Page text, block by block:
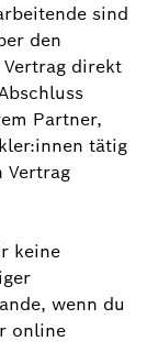
sind
den
direkt
Partner,
tätig
Vertrag
keine
wenn du
online